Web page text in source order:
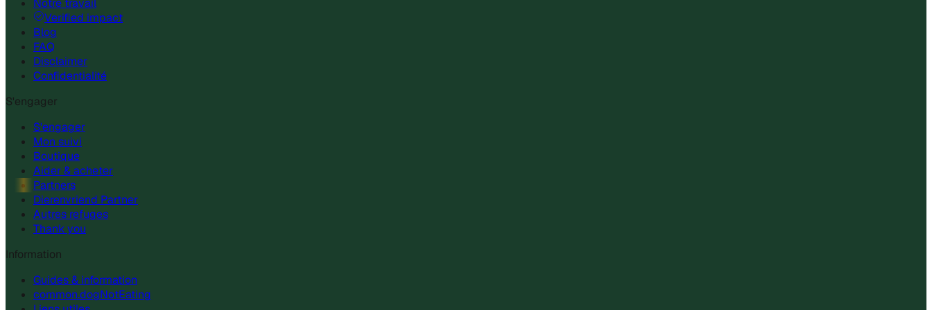
Notre travail
Verified impact
Blog
FAQ
Disclaimer
Confidentialité
S'engager
S'engager
Mon suivi
Boutique
Aider & acheter
Partners
Dierenvriend Partner
Autres refuges
Thank you
Information
Guides & information
common.dogNotEating